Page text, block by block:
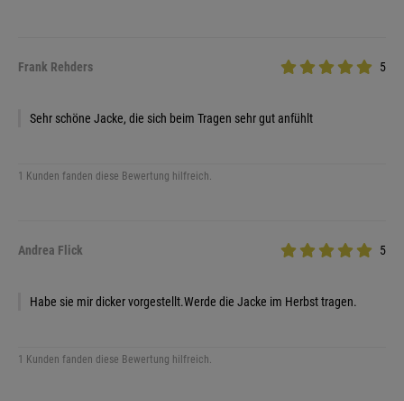
Frank Rehders 5
Sehr schöne Jacke, die sich beim Tragen sehr gut anfühlt
1 Kunden fanden diese Bewertung hilfreich.
Andrea Flick 5
Habe sie mir dicker vorgestellt.Werde die Jacke im Herbst tragen.
1 Kunden fanden diese Bewertung hilfreich.